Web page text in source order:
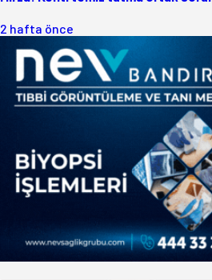
2 hafta önce